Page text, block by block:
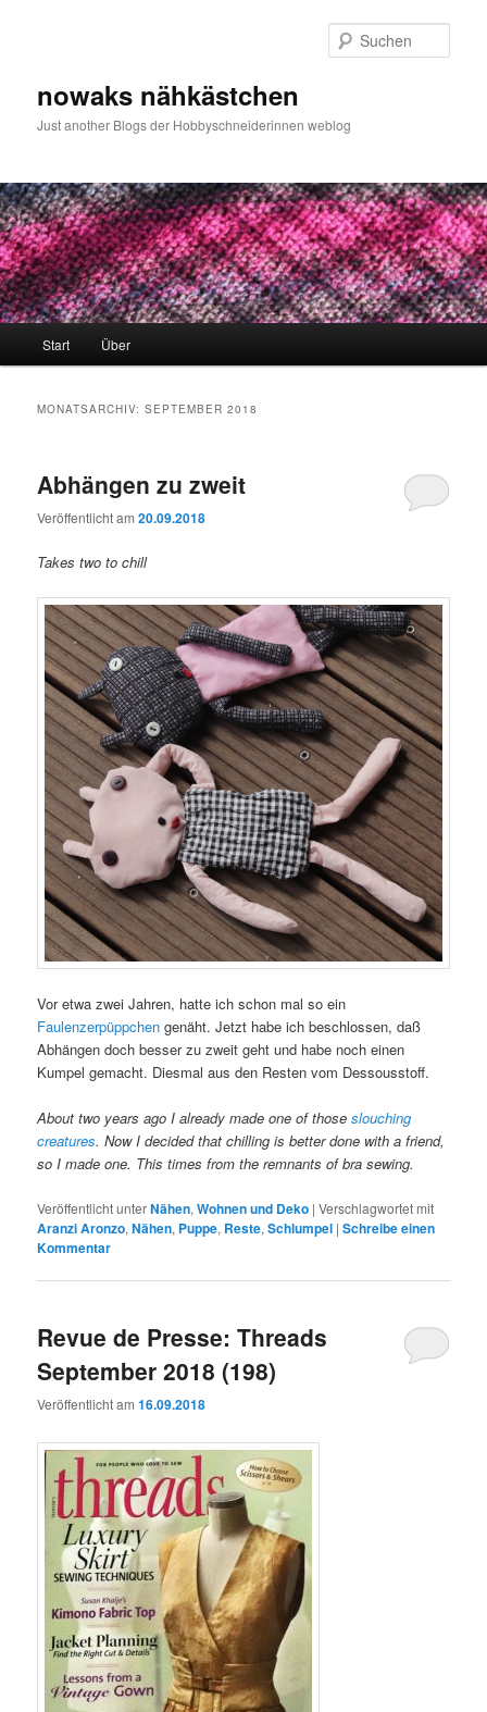
nowaks nähkästchen
Just another Blogs der Hobbyschneiderinnen weblog
Start Über
MONATSARCHIV:SEPTEMBER 2018
Abhängen zu zweit
Veröffentlicht am20.09.2018
Takes two to chill
Vor etwa zwei Jahren, hatte ich schon mal so ein
Faulenzerpüppchen genäht. Jetzt habe ich beschlossen, daß
Abhängen doch besser zu zweit geht und habe noch einen
Kumpel gemacht. Diesmal aus den Resten vom Dessousstoff.
About two years ago I already made one of thoseslouching
creatures. Now I decided that chilling is better done with a friend,
so I made one. This times from the remnants of bra sewing.
Veröffentlicht unterNähen,Wohnen und Deko |Verschlagwortet mit
Aranzi Aronzo,Nähen, Puppe, Reste,Schlumpel |Schreibe einen
Kommentar
Revue de Presse: Threads
September 2018 (198)
Veröffentlicht am16.09.2018